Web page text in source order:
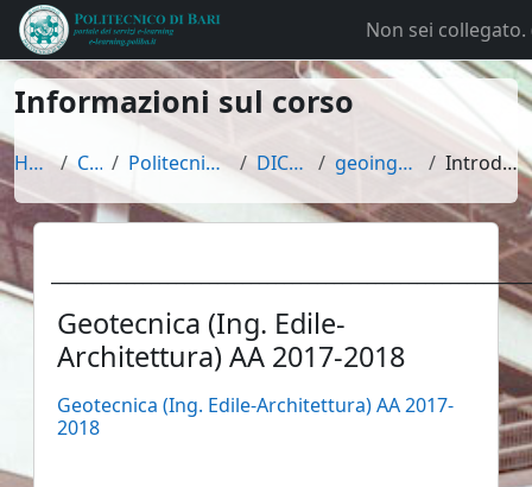
Vai al contenuto principale
Non sei collegato.
Informazioni sul corso
Home Corsi Politecnico di Bari DICATECh geoingedi2018 Introduzione
Geotecnica (Ing. Edile-Architettura) AA 2017-
2018
Geotecnica (Ing. Edile-
Architettura) AA 2017-2018